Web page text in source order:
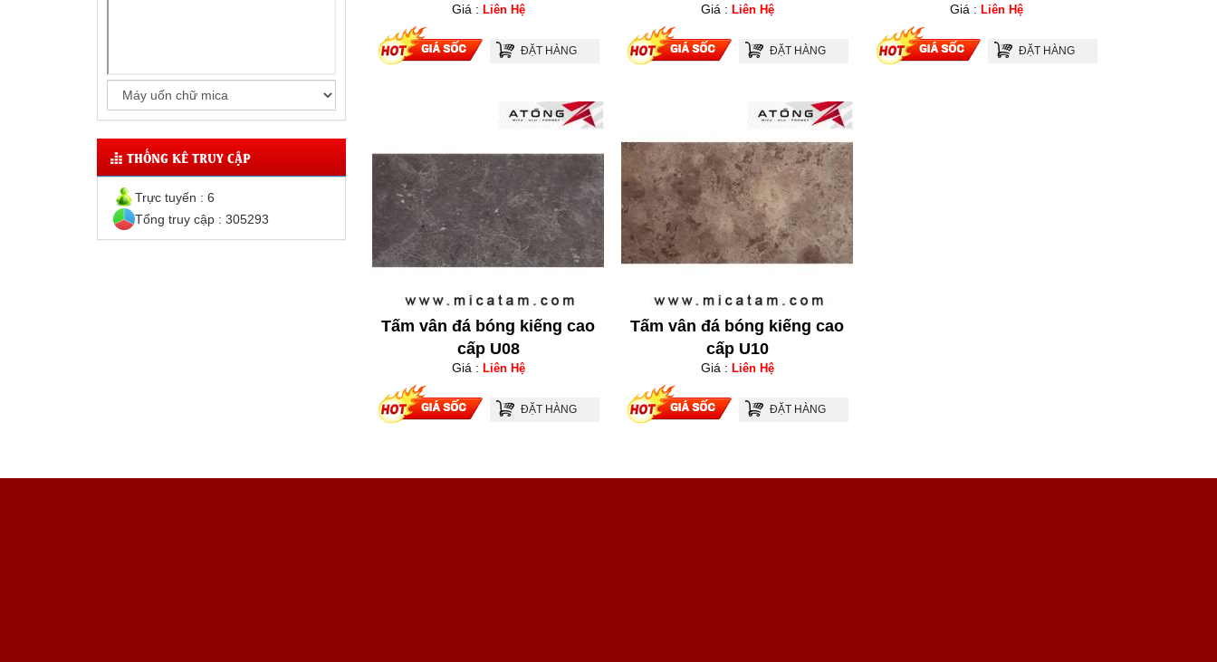
Giá : Liên Hệ
ĐẶT HÀNG
Giá : Liên Hệ
ĐẶT HÀNG
Giá : Liên Hệ
ĐẶT HÀNG
Tấm vân đá bóng kiếng cao
cấp U08
Giá : Liên Hệ
ĐẶT HÀNG
Tấm vân đá bóng kiếng cao
cấp U10
Giá : Liên Hệ
ĐẶT HÀNG
THỐNG KÊ TRUY CẬP
Trực tuyến : 6
Tổng truy cập : 305293